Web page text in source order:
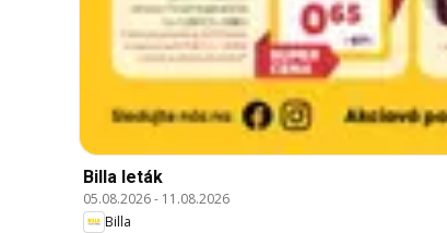
Billa leták
05.08.2026- 11.08.2026
Billa